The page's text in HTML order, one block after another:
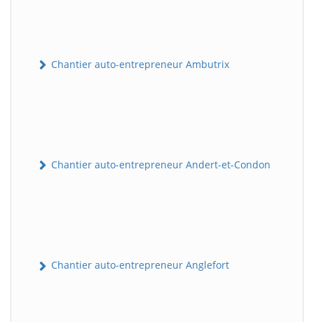
Chantier auto-entrepreneur Ambutrix
Chantier auto-entrepreneur Andert-et-Condon
Chantier auto-entrepreneur Anglefort